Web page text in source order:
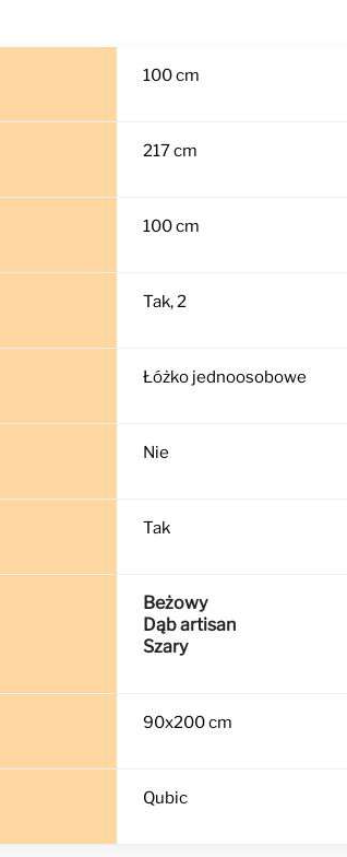
100 cm
217 cm
100 cm
Tak, 2
Łóżko jednoosobowe
Nie
Tak
Beżowy
Dąb artisan
Szary
90x200 cm
Qubic